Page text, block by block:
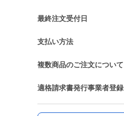
最終注文受付日
支払い方法
複数商品のご注文について
適格請求書発行事業者登録